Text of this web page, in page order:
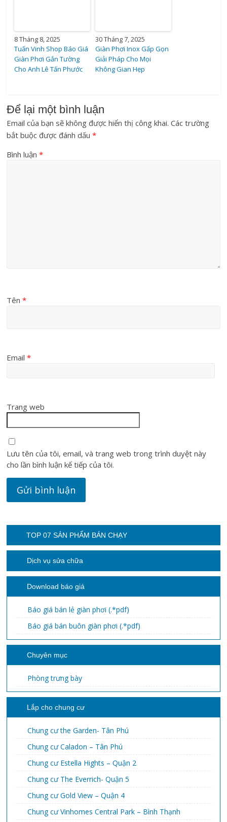
8 Tháng 8, 2025
Tuấn Vinh Shop Báo Giá
Giàn Phơi Gắn Tường
Cho Anh Lê Tấn Phước
30 Tháng 7, 2025
Giàn Phơi Inox Gấp Gọn
Giải Pháp Cho Mọi
Không Gian Hẹp
Để lại một bình luận
Email của bạn sẽ không được hiển thị công khai. Các trường
bắt buộc được đánh dấu*
Bình luận*
Tên*
Email*
Trang web
Lưu tên của tôi, email, và trang web trong trình duyệt này
cho lần bình luận kế tiếp của tôi.
TOP 07 SẢN PHẨM BÁN CHẠY
Dịch vụ sửa chữa
Download báo giá
Báo giá bán lẻ giàn phơi (.*pdf)
Báo giá bán buôn giàn phơi (.*pdf)
Chuyên mục
Phòng trưng bày
Lắp cho chung cư
Chung cư the Garden- Tân Phú
Chung cư Caladon – Tân Phú
Chung cư Estella Hights – Quận 2
Chung cư The Everrich- Quận 5
Chung cư Gold View – Quận 4
Chung cư Vinhomes Central Park – Bình Thạnh